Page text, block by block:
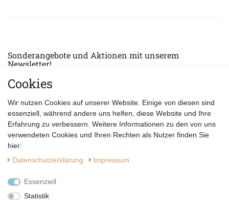
Sonderangebote und Aktionen mit unserem
Newsletter!
E-MAIL *
Datenschutzerklärung
Cookies
Wir nutzen Cookies auf unserer Website. Einige von diesen sind
essenziell, während andere uns helfen, diese Website und Ihre
Erfahrung zu verbessern. Weitere Informationen zu den von uns
verwendeten Cookies und Ihren Rechten als Nutzer finden Sie
hier:
Daten­schutz­erklärung
Impressum
Essenziell
Statistik